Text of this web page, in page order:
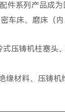
件系列产品成
车床、磨床（
压铸机柱塞头
缘材料、压铸